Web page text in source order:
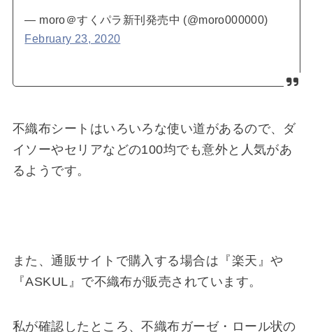
— moro＠すくパラ新刊発売中 (@moro000000)
February 23, 2020
不織布シートはいろいろな使い道があるので、ダ
イソーやセリアなどの100均でも意外と人気があ
るようです。
また、通販サイトで購入する場合は『楽天』や
『ASKUL』で不織布が販売されています。
私が確認したところ、不織布ガーゼ・ロール状の